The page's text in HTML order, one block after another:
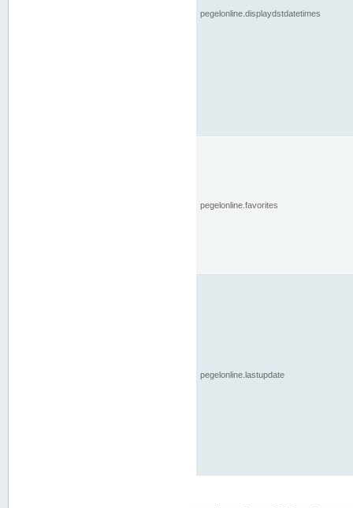
pegelonline.displaydstdatetimes
pegelonline.favorites
pegelonline.lastupdate